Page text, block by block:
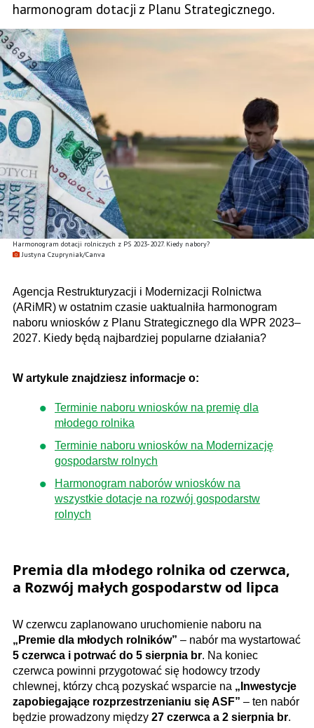
Harmonogram dotacji rolniczych z PS 2023-2027. Kiedy nabory?
Justyna Czupryniak/Canva
harmonogram dotacji z Planu Strategicznego.
Agencja Restrukturyzacji i Modernizacji Rolnictwa
(ARiMR) w ostatnim czasie uaktualniła harmonogram
naboru wniosków z Planu Strategicznego dla WPR 2023–
2027. Kiedy będą najbardziej popularne działania?
W artykule znajdziesz informacje o:
Terminie naboru wniosków na premię dla
młodego rolnika
Terminie naboru wniosków na Modernizację
gospodarstw rolnych
Harmonogram naborów wniosków na
wszystkie dotacje na rozwój gospodarstw
rolnych
Premia dla młodego rolnika od czerwca,
a Rozwój małych gospodarstw od lipca
W czerwcu zaplanowano uruchomienie naboru na
„Premie dla młodych rolników” – nabór ma wystartować
5 czerwca i potrwać do 5 sierpnia br. Na koniec
czerwca powinni przygotować się hodowcy trzody
chlewnej, którzy chcą pozyskać wsparcie na „ Inwestycje
zapobiegające rozprzestrzenianiu się ASF” – ten nabór
będzie prowadzony między 27 czerwca a 2 sierpnia br.